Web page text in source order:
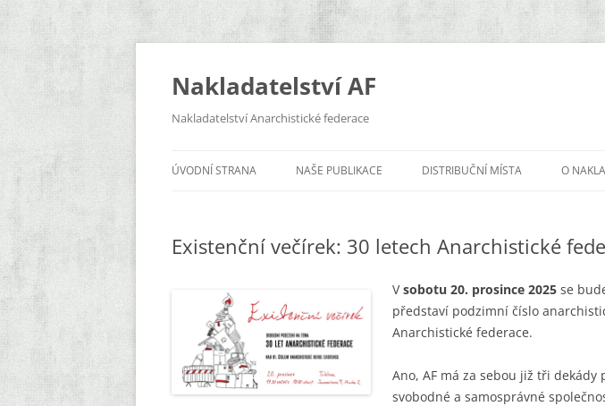
Přejít
obsahu
webu
Nakladatelství AF
Nakladatelství Anarchistické federace
ÚVODNÍ STRANA NAŠE PUBLIKACE
ZDOLA
KLÍČENÍ
KNIHY
BROŽURY
DISTRIBUČNÍ MÍSTA O
Existenční večírek: 30 letech Anarchistické
Vsobotu 20. prosince 2025 se
představí podzimní číslo
Anarchistické federace.
Ano, AF má za sebou již tři
svobodné a samosprávné